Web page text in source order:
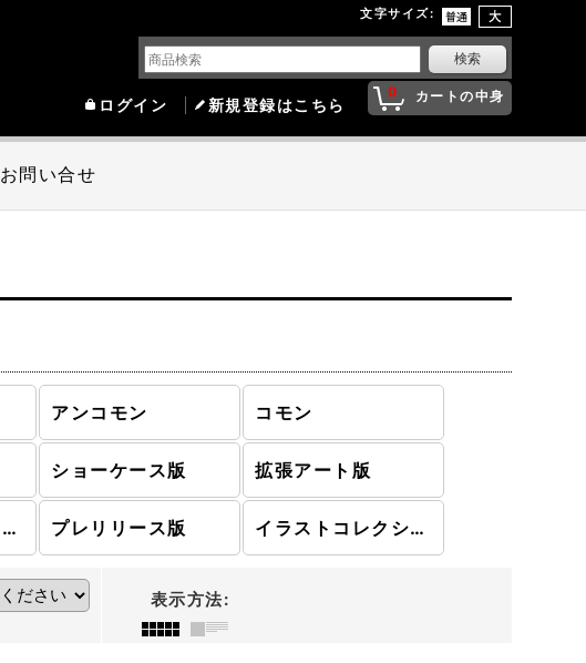
文字サイズ:
0 カートの中身
ログイン 新規登録はこちら
お問い合せ
アンコモン コモン
ショーケース版 拡張アート版
エッチング・フォイル版 プレリリース版 イラストコレクション
表示方法: